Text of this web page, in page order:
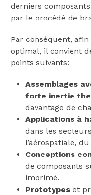
derniers
par le procédé de
Par conséquent,
optimal, il convient
points suivants:
Assemblages
forte inertie
davantage de
Applications à
dans les
l’aérospatiale,
Conceptions
de composants
imprimé.
Prototypes et